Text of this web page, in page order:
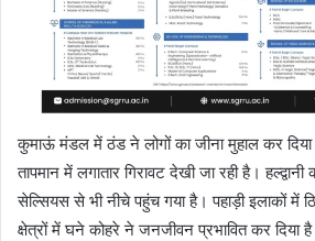
कुमाऊं मंडल में ठंड ने लोगों का जीना मुहाल कर
तापमान में लगातार गिरावट देखी जा रही है।
सेल्सियस से भी नीचे पहुंच गया है। पहाड़ी इलाकों में
क्षेत्रों में घने कोहरे ने जनजीवन प्रभावित कर दिया